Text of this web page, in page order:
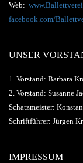
Web:
facebook.com/
UNSER
1. Vorstand: Barbara
2. Vorstand: Susanne
Schatzmeister:
Schriftführer: Jürgen
IMPRESSUM